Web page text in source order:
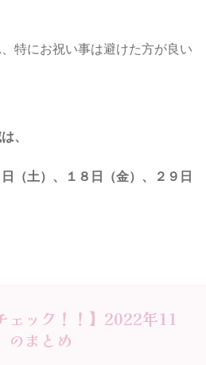
特にお祝い事は避けた方が良い
、
（土）、１８日（金）、２９日
ェック！！】2022年11
のまとめ